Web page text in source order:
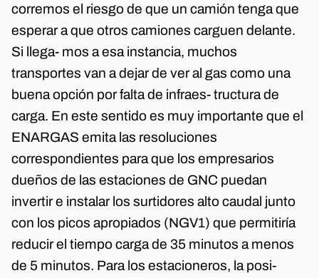
corremos el riesgo de que un camión tenga que
esperar a que otros camiones carguen delante.
Si llega- mos a esa instancia, muchos
transportes van a dejar de ver al gas como una
buena opción por falta de infraes- tructura de
carga. En este sentido es muy importante que el
ENARGAS emita las resoluciones
correspondientes para que los empresarios
dueños de las estaciones de GNC puedan
invertir e instalar los surtidores alto caudal junto
con los picos apropiados (NGV1) que permitiría
reducir el tiempo carga de 35 minutos a menos
de 5 minutos. Para los estacioneros, la posi-